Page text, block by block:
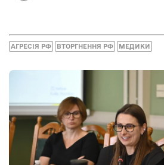
АГРЕСІЯ РФ ВТОРГНЕННЯ РФ МЕДИКИ